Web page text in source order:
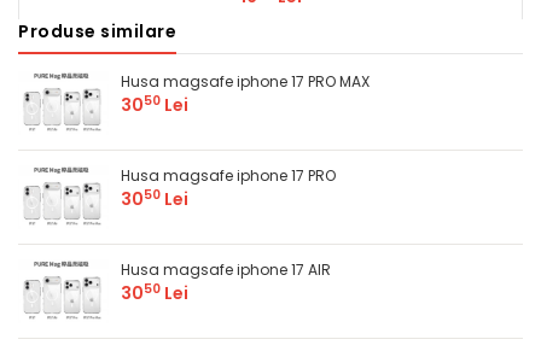
Comandă
Produse similare
Husa magsafe iphone 17 PRO MAX
3050 Lei
Husa magsafe iphone 17 PRO
3050 Lei
Husa magsafe iphone 17 AIR
3050 Lei